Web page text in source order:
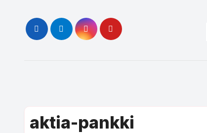
content
aktia-pankki